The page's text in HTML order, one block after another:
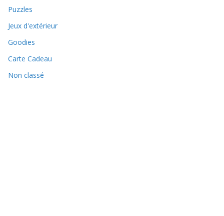
Puzzles
Jeux d'extérieur
Goodies
Carte Cadeau
Non classé